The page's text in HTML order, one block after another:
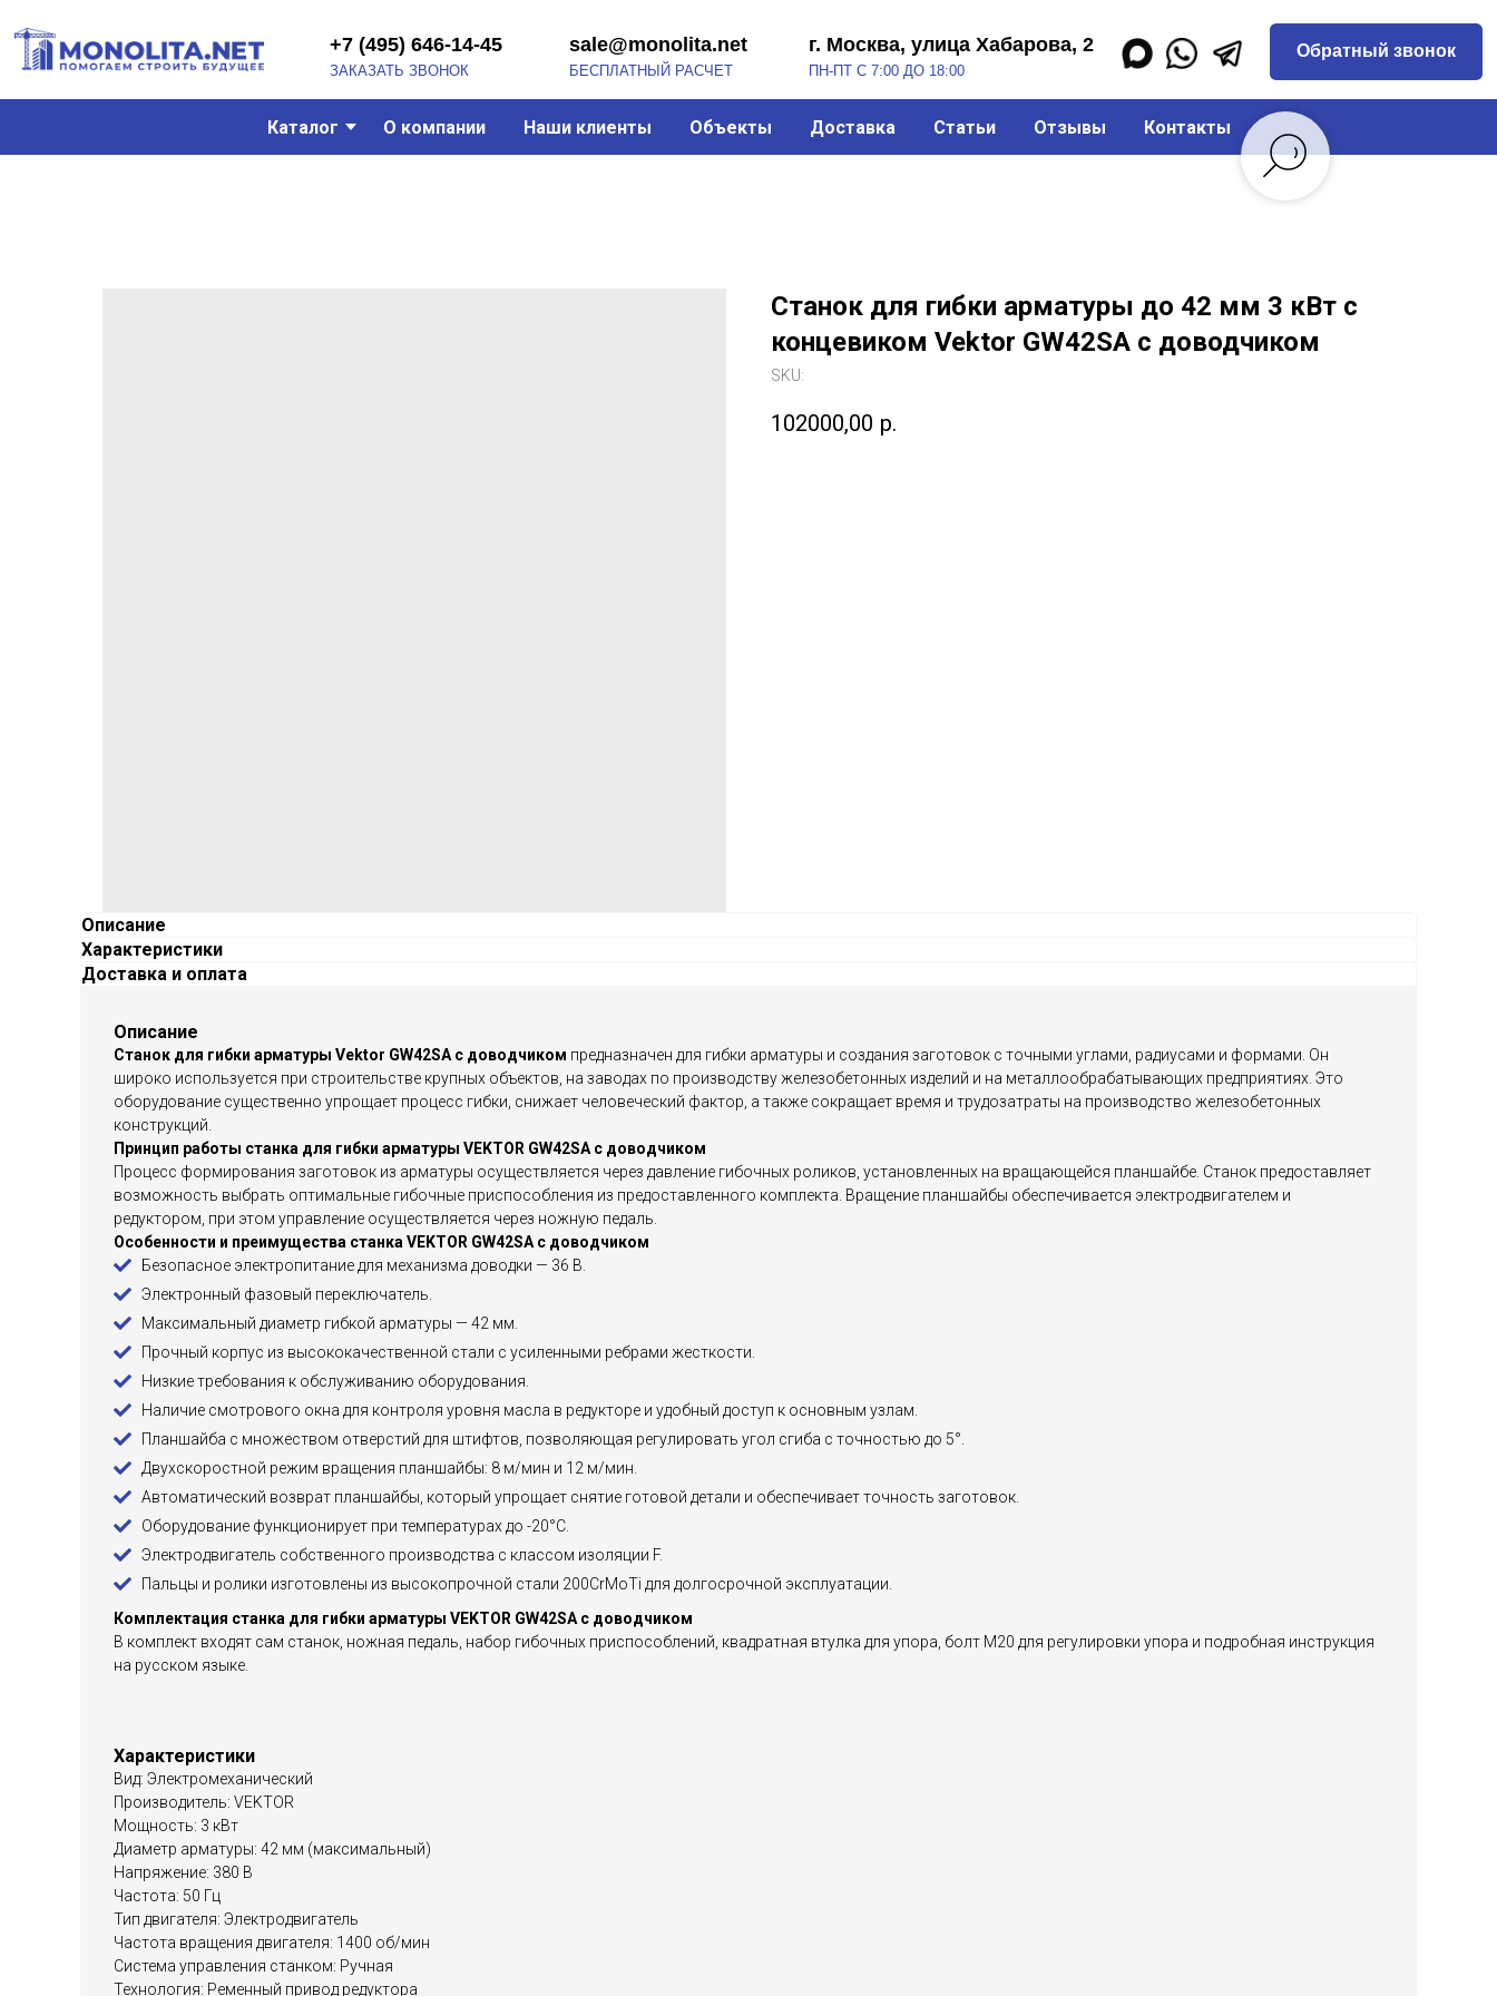
г. Москва, улица Хабарова, 2 Обратный звонок
ПН-ПТ С 7:00 ДО 18:00
+7 (495) 646-14-45
ЗАКАЗАТЬ ЗВОНОК БЕСПЛАТНЫЙ РАСЧЕТ
sale@monolita.net
Каталог О компании Наши клиенты Объекты Доставка Статьи Отзывы Контакты
Станок для гибки арматуры до 42 мм 3 кВт с
концевиком Vektor GW42SA с доводчиком
SKU:
102000,00 р.
Описание
Характеристики
Доставка и оплата
Описание
Станок для гибки арматуры Vektor GW42SA с доводчиком предназначен для гибки арматуры и создания заготовок с точными углами, радиусами и формами. Он
широко используется при строительстве крупных объектов, на заводах по производству железобетонных изделий и на металлообрабатывающих предприятиях. Это
оборудование существенно упрощает процесс гибки, снижает человеческий фактор, а также сокращает время и трудозатраты на производство железобетонных
конструкций.
Принцип работы станка для гибки арматуры VEKTOR GW42SA с доводчиком
Процесс формирования заготовок из арматуры осуществляется через давление гибочных роликов, установленных на вращающейся планшайбе. Станок предоставляет
возможность выбрать оптимальные гибочные приспособления из предоставленного комплекта. Вращение планшайбы обеспечивается электродвигателем и
редуктором, при этом управление осуществляется через ножную педаль.
Особенности и преимущества станка VEKTOR GW42SA с доводчиком
Безопасное электропитание для механизма доводки — 36 В.
Электронный фазовый переключатель.
Максимальный диаметр гибкой арматуры — 42 мм.
Прочный корпус из высококачественной стали с усиленными ребрами жесткости.
Низкие требования к обслуживанию оборудования.
Наличие смотрового окна для контроля уровня масла в редукторе и удобный доступ к основным узлам.
Планшайба с множеством отверстий для штифтов, позволяющая регулировать угол сгиба с точностью до 5°.
Двухскоростной режим вращения планшайбы: 8 м/мин и 12 м/мин.
Автоматический возврат планшайбы, который упрощает снятие готовой детали и обеспечивает точность заготовок.
Оборудование функционирует при температурах до -20°C.
Электродвигатель собственного производства с классом изоляции F.
Пальцы и ролики изготовлены из высокопрочной стали 200CrMoTi для долгосрочной эксплуатации.
Комплектация станка для гибки арматуры VEKTOR GW42SA с доводчиком
В комплект входят сам станок, ножная педаль, набор гибочных приспособлений, квадратная втулка для упора, болт М20 для регулировки упора и подробная инструкция
на русском языке.
Характеристики
Вид: Электромеханический
Производитель: VEKTOR
Мощность: 3 кВт
Диаметр арматуры: 42 мм (максимальный)
Напряжение: 380 В
Частота: 50 Гц
Тип двигателя: Электродвигатель
Частота вращения двигателя: 1400 об/мин
Система управления станком: Ручная
Технология: Ременный привод редуктора